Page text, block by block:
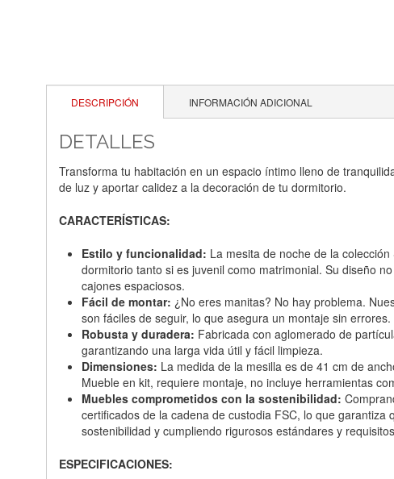
DESCRIPCIÓN INFORMACIÓN ADICIONAL
DETALLES
Transforma tu habitación en un espacio íntimo lleno de
de luz y aportar calidez a la decoración de tu dormitorio.
CARACTERÍSTICAS:
Estilo y funcionalidad: La mesita de noche de la
dormitorio tanto si es juvenil como matrimonial. Su diseño
cajones espaciosos.
Fácil de montar: ¿No eres manitas? No hay problema.
son fáciles de seguir, lo que asegura un montaje sin errores.
Robusta y duradera: Fabricada con aglomerado de
garantizando una larga vida útil y fácil limpieza.
Dimensiones: La medida de la mesilla es de 41 cm de
Mueble en kit, requiere montaje, no incluye herramientas
Muebles comprometidos con la sostenibilidad:
certificados de la cadena de custodia FSC, lo que
sostenibilidad y cumpliendo rigurosos estándares y
ESPECIFICACIONES: